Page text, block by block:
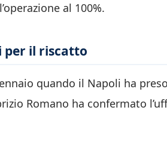
al 100%.
per il riscatto
quando il Napoli ha
Romano ha confermato